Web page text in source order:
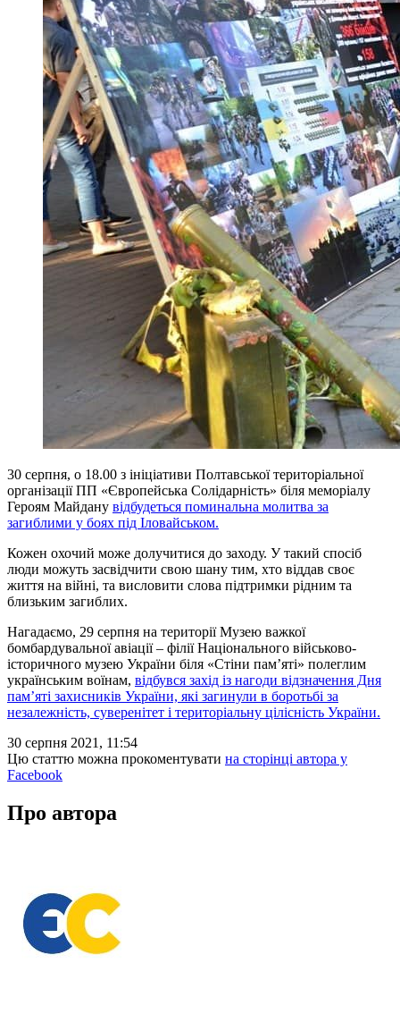
30 серпня, о 18.00 з ініціативи Полтавської територіальної
організації ПП «Європейська Солідарність» біля меморіалу
Героям Майдану відбудеться поминальна молитва за
загиблими у боях під Іловайськом.
Кожен охочий може долучитися до заходу. У такий спосіб
люди можуть засвідчити свою шану тим, хто віддав своє
життя на війні, та висловити слова підтримки рідним та
близьким загиблих.
Нагадаємо, 29 серпня на території Музею важкої
бомбардувальної авіації – філії Національного військово-
історичного музею України біля «Стіни пам’яті» полеглим
українським воїнам, відбувся захід із нагоди відзначення Дня
пам’яті захисників України, які загинули в боротьбі за
незалежність, суверенітет і територіальну цілісність України.
30 серпня 2021, 11:54
Цю статтю можна прокоментувати на сторінці автора у
Facebook
Про автора